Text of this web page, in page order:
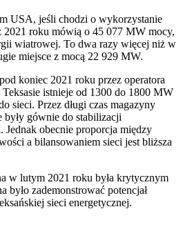
USA, jeśli chodzi o wykorzystanie
2021 roku mówią o 45 077 MW mocy,
wiatrowej. To dwa razy więcej niż w
miejsce z mocą 22 929 MW.
koniec 2021 roku przez operatora
istnieje od 1300 do 1800 MW
sieci. Przez długi czas magazyny
były gównie do stabilizacji
Jednak obecnie proporcja między
a bilansowaniem sieci jest bliższa
w lutym 2021 roku była krytycznym
było zademonstrować potencjał
sieci energetycznej.